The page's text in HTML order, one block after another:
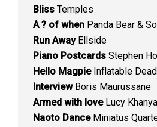
Bliss Temples
A ? of when Panda Bear &
Run AwayEllside
Piano Postcards Stephen
Hello MagpieInflatable
InterviewBoris Maurussane
Armed with loveLucy
Naoto DanceMiniatus